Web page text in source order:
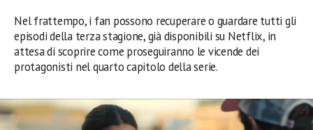
Nel frattempo, i fan possono recuperare o guardare tutti gli
episodi della terza stagione, già disponibili su Netflix, in
attesa di scoprire come proseguiranno le vicende dei
protagonisti nel quarto capitolo della serie.